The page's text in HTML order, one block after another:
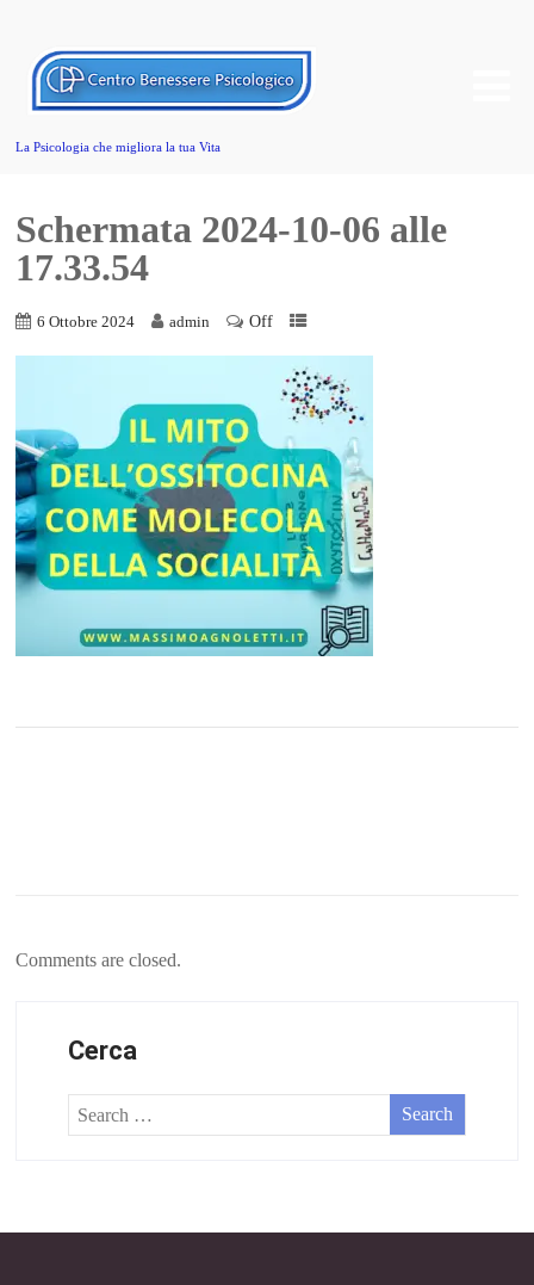
La Psicologia che migliora la tua Vita
Schermata 2024-10-06 alle
17.33.54
6 Ottobre 2024 admin Off
Comments are closed.
Cerca